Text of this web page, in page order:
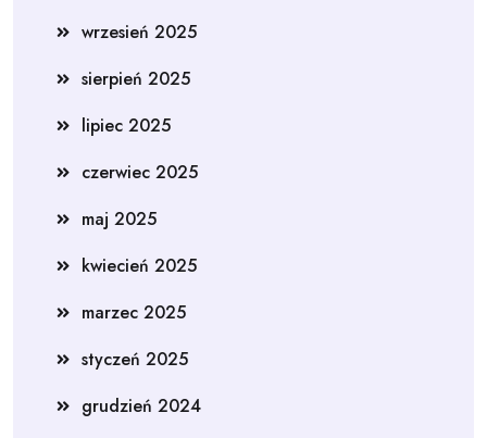
wrzesień 2025
sierpień 2025
lipiec 2025
czerwiec 2025
maj 2025
kwiecień 2025
marzec 2025
styczeń 2025
grudzień 2024